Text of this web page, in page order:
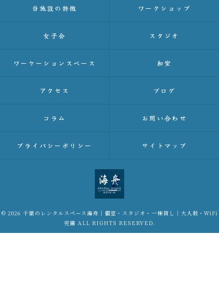
当施設の特徴 ワークショップ
女子会 スタジオ
ワーケーションスペース 和室
アクセス ブログ
コラム お問い合わせ
プライバシーポリシー サイトマップ
© 2026 千葉のレンタルスペース海舟｜個室・スタジオ・一棟貸し｜大人数・WiFi
完備 ALL RIGHTS RESERVED.